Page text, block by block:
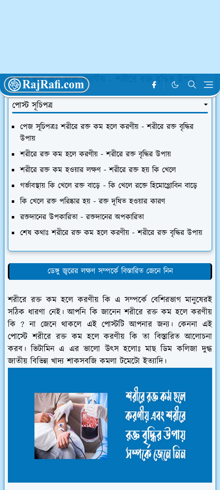
শরীরে রক্ত কম হলে করণীয় - শরীরে রক্ত বৃদ্ধির উপায়
পোস্ট সূচিপত্র
পেজ সূচিপত্রঃ শরীরে রক্ত কম হলে করণীয় - শরীরে রক্ত বৃদ্ধির
উপায়
শরীরে রক্ত কম হলে করণীয় - শরীরে রক্ত বৃদ্ধির উপায়
শরীরে রক্ত কম হওয়ার লক্ষণ - শরীরে রক্ত হয় কি খেলে
গর্ভাবস্থায় কি খেলে রক্ত বাড়ে - কি খেলে রক্তে হিমোগ্লোবিন বাড়ে
কি খেলে রক্ত পরিষ্কার হয় - রক্ত দূষিত হওয়ার কারণ
রক্তদানের উপকারিতা - রক্তদানের অপকারিতা
শেষ কথাঃ শরীরে রক্ত কম হলে করণীয় - শরীরে রক্ত বৃদ্ধির উপায়
ডেঙ্গু জ্বরের লক্ষণ সম্পর্কে বিস্তারিত জেনে নিন
শরীরে রক্ত কম হলে করণীয় কি এ সম্পর্কে বেশিরভাগ মানুষেরই
সঠিক ধারণা নেই। আপনি কি জানেন শরীরে রক্ত কম হলে করণীয়
কি ? না জেনে থাকলে এই পোস্টটি আপনার জন্য। কেননা এই
পোস্টে শরীরে রক্ত কম হলে করণীয় কি তা বিস্তারিত আলোচনা
করব। ভিটামিন এ এর ভালো উৎস হলোঃ মাছ ডিম কলিজা দুগ্ধ
জাতীয় বিভিন্ন খাদ্য শাকসবজি কমলা টমেটো ইত্যাদি।